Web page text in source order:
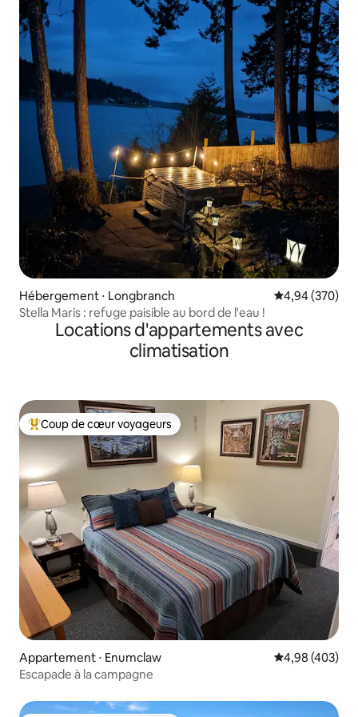
Hébergement ⋅ Longbranch Évaluation
4,94 (370)
Stella Maris : refuge paisible au bord de l'eau !
Locations d'appartements avec
climatisation
Coups de cœur voyageurs les plus appréciés
Coup de cœur voyageurs
Appartement ⋅ Enumclaw Évaluation
4,98 (403)
Escapade à la campagne